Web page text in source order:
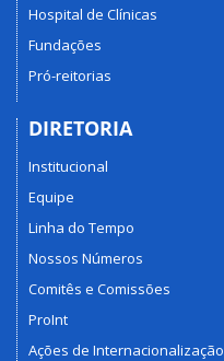
Hospital de Clínicas
Fundações
Pró-reitorias
DIRETORIA
Institucional
Equipe
Linha do Tempo
Nossos Números
Comitês e Comissões
ProInt
Ações de Internacionalização